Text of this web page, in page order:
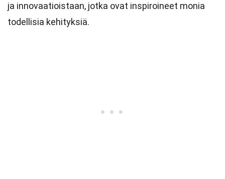
ja innovaatioistaan, jotka ovat inspiroineet monia
todellisia kehityksiä.